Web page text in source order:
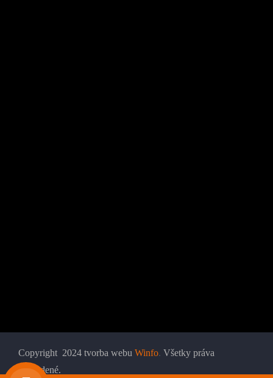
Copyright 2024 tvorba webu Winfo. Všetky práva
vyhradené.